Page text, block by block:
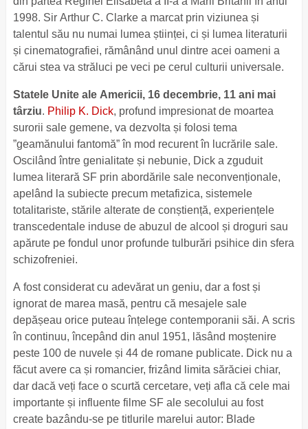
1998. Sir Arthur C. Clarke a marcat prin viziunea și
talentul său nu numai lumea științei, ci și lumea literaturii
și cinematografiei, rămânând unul dintre acei oameni a
cărui stea va străluci pe veci pe cerul culturii universale.
Statele Unite ale Americii, 16 decembrie, 11 ani mai
târziu. Philip K. Dick, profund impresionat de moartea
surorii sale gemene, va dezvolta și folosi tema
”geamănului fantomă” în mod recurent în lucrările sale.
Oscilând între genialitate și nebunie, Dick a zguduit
lumea literară SF prin abordările sale neconvenționale,
apelând la subiecte precum metafizica, sistemele
totalitariste, stările alterate de conștiență, experiențele
transcedentale induse de abuzul de alcool și droguri sau
apărute pe fondul unor profunde tulburări psihice din sfera
schizofreniei.
A fost considerat cu adevărat un geniu, dar a fost și
ignorat de marea masă, pentru că mesajele sale
depășeau orice puteau înțelege contemporanii săi. A scris
în continuu, începând din anul 1951, lăsând moștenire
peste 100 de nuvele și 44 de romane publicate. Dick nu a
făcut avere ca și romancier, frizând limita sărăciei chiar,
dar dacă veți face o scurtă cercetare, veți afla că cele mai
importante și influente filme SF ale secolului au fost
create bazându-se pe titlurile marelui autor: Blade